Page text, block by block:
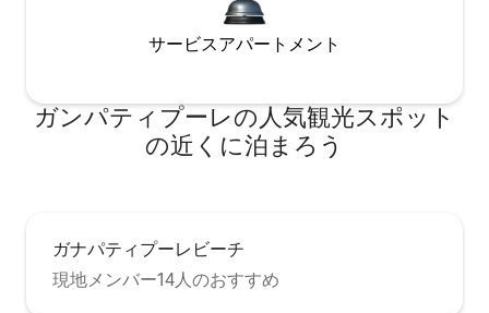
サービスアパートメント
ガンパティプーレの人気観光スポット
の近くに泊まろう
ガナパティプーレビーチ
現地メンバー14人のおすすめ